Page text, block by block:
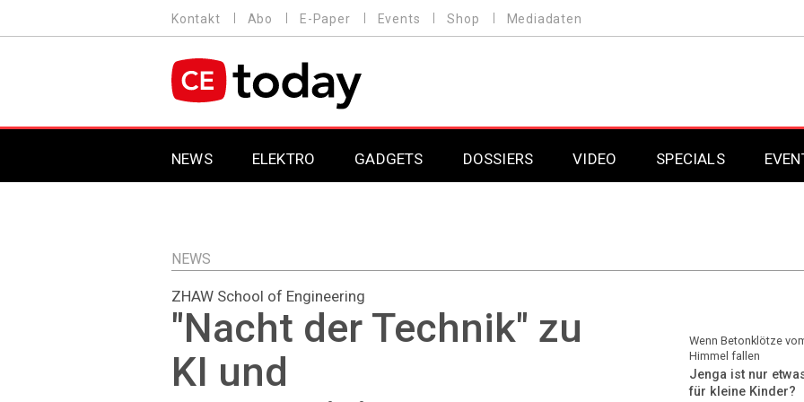
zum
MENU
Kontakt Abo E-Paper Events Shop Mediadaten
MAIN NAVIGATION
NEWS ELEKTRO GADGETS DOSSIERS
DAB+
VIDEO SPECIALS
Professional AV &
Professional AV &
NEWS
ZHAW School of Engineering
"Nacht der Technik" zu
KI und
Wenn Betonklötze
Himmel fallen
Jenga ist nur
für kleine Kinder?